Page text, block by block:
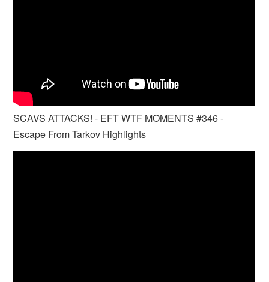
SCAVS ATTACKS! - EFT WTF MOMENTS #346 -
Escape From Tarkov Highlights